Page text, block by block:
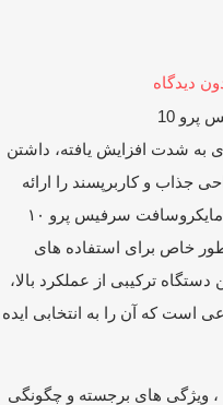
دیدگاه
به ‌شدت افزایش یافته، داشتن
و کاربرپسند را ارائه
دهند، ضروری است. یکی از این ابزارها، مایکروسافت سرفیس پرو ۱۰
خاص برای استفاده ‌های
ترکیبی از عملکرد بالا،
که آن را به انتخابی ایده‌
این مقاله، به بررسی سرفیس پرو ۱۰ ، ویژگی‌ های برجسته و چگونگی